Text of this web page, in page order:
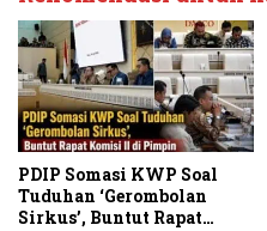
PDIP Somasi KWP Soal
Tuduhan ‘Gerombolan
Sirkus’, Buntut Rapat